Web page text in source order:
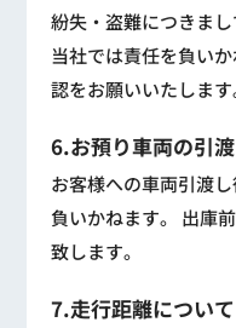
紛失・盗難につきまし
当社では責任を負い
認をお願いいたします
6.お預り車両の引
お客様への車両引渡
負いかねます。 出庫
致します。
7.走行距離について